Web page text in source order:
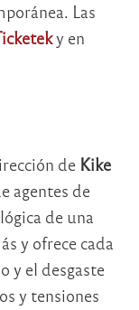
Las
y en
de Kike
agentes de
de una
y ofrece cada
y el desgaste
y tensiones